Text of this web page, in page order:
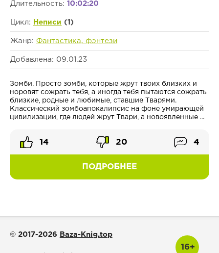
Длительность: 10:02:20
Цикл: Неписи (1)
Жанр: Фантастика, фэнтези
Добавлена: 09.01.23
Зомби. Просто зомби, которые жрут твоих близких и
норовят сожрать тебя, а иногда тебя пытаются сожрать
близкие, родные и любимые, ставшие Тварями.
Классический зомбоапокалипсис на фоне умирающей
цивилизации, где людей жрут Твари, а новоявленные ...
ПОДРОБНЕЕ
14 20 4
© 2017-2026 Baza-Knig.top
16+